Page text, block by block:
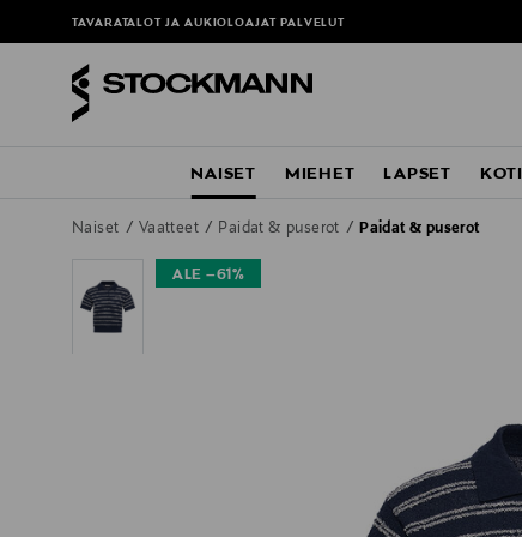
TAVARATALOT JA AUKIOLOAJAT PALVELUT
NAISET MIEHET LAPSET KOTI
Naiset Vaatteet Paidat & puserot Paidat & puserot
ALE –61%